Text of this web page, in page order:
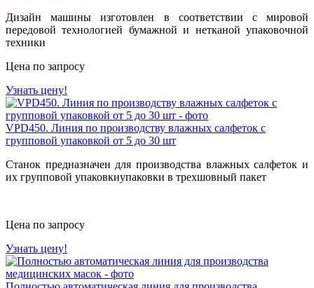
Дизайн машины изготовлен в соответствии с мировой
передовой технологией бумажной и нетканой упаковочной
техники
Цена по запросу
Узнать цену!
VPD450. Линия по производству влажных салфеток с
групповой упаковкой от 5 до 30 шт
Станок предназначен для производства влажных салфеток и
их групповой упаковкиупаковки в трехшовный пакет
Цена по запросу
Узнать цену!